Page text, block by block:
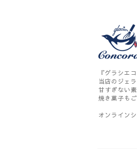
『グラシエ
当店のジェ
甘すぎない
焼き菓子も
オンライン